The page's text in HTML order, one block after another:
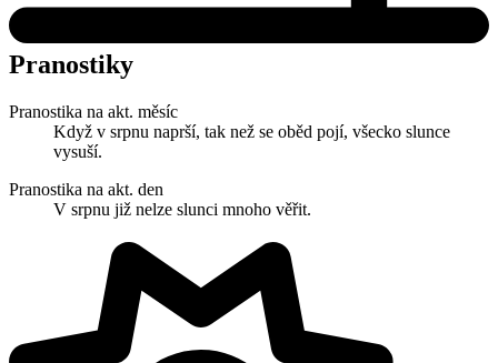
Pranostiky
Pranostika na akt. měsíc
Když v srpnu naprší, tak než se oběd pojí, všecko slunce
vysuší.
Pranostika na akt. den
V srpnu již nelze slunci mnoho věřit.